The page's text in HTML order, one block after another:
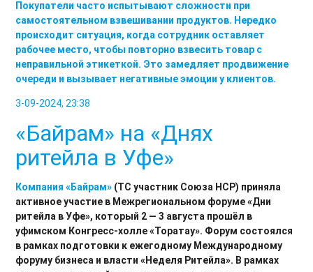
Покупатели часто испытывают сложности при
самостоятельном взвешивании продуктов. Нередко
происходит ситуация, когда сотрудник оставляет
рабочее место, чтобы повторно взвесить товар с
неправильной этикеткой. Это замедляет продвижение
очереди и вызывает негативные эмоции у клиентов.
3-09-2024, 23:38
«Байрам» на «Днях
ритейла в Уфе»
Компания«Байрам» (ТС участник Союза НСР) приняла
активное участие в Межрегиональном форуме «Дни
ритейла в Уфе», который 2 — 3 августа прошёл в
уфимском Конгресс-холле «Торатау». Форум состоялся
в рамках подготовки к ежегодному Международному
форуму бизнеса и власти «Неделя Ритейла». В рамках